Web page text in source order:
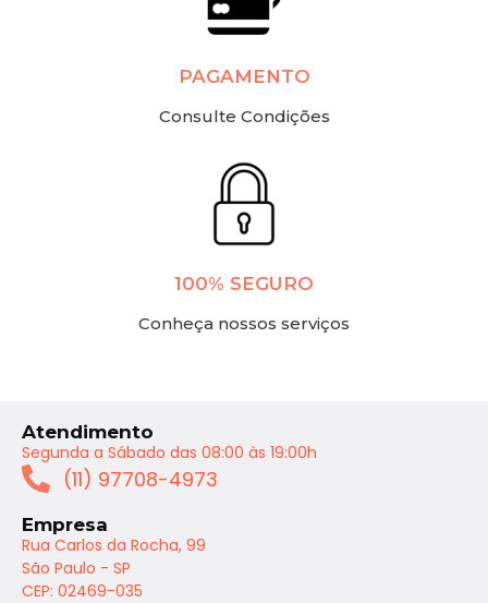
PAGAMENTO
Consulte Condições
100% SEGURO
Conheça nossos serviços
Atendimento
Segunda a Sábado das 08:00 às 19:00h
(11) 97708-4973
Empresa
Rua Carlos da Rocha, 99
São Paulo - SP
CEP: 02469-035